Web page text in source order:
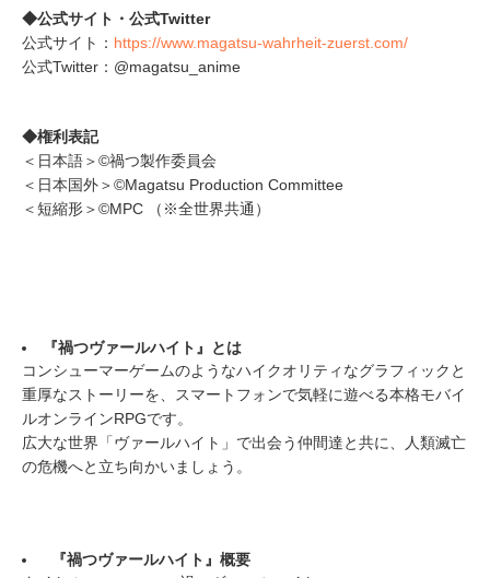
◆公式サイト・公式Twitter
公式サイト： https://www.magatsu-wahrheit-zuerst.com/
公式Twitter：@magatsu_anime
◆権利表記
＜日本語＞©禍つ製作委員会
＜日本国外＞©Magatsu Production Committee
＜短縮形＞©MPC （※全世界共通）
『禍つヴァールハイト』とは
​コンシューマーゲームのようなハイクオリティなグラフィックと
重厚なストーリーを、スマートフォンで気軽に遊べる本格モバイ
ルオンラインRPGです。
広大な世界「ヴァールハイト」で出会う仲間達と共に、人類滅亡
の危機へと立ち向かいましょう。
『禍つヴァールハイト』概要